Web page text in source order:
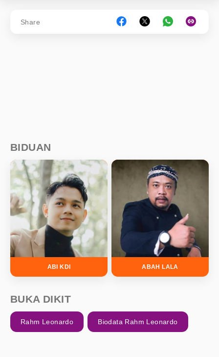
Share
BIDUAN
ABI KDI ABAH LALA
BUKA DIKIT
Rahm Leonardo Biodata Rahm Leonardo